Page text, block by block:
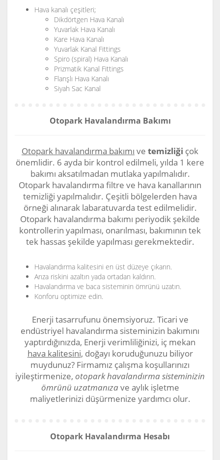
Hava kanalı çeşitleri;
Dikdörtgen Hava Kanalı
Yuvarlak Hava Kanalı
Kare Hava Kanalı
Yuvarlak Kanal Fittings
Spiro (spiral) Hava Kanalı
Prizmatik Kanal Fittings
Flanşlı Hava Kanalı
Siyah Sac Kanal
Otopark Havalandırma Bakımı
Otopark havalandırma bakımı ve temizliği çok
önemlidir. 6 ayda bir kontrol edilmeli, yılda 1 kere
bakımı aksatılmadan mutlaka yapılmalıdır.
Otopark havalandırma filtre ve hava kanallarının
temizliği yapılmalıdır. Çeşitli bölgelerden hava
örneği alınarak labaratuvarda test edilmelidir.
Otopark havalandırma bakımı periyodik şekilde
kontrollerin yapılması, onarılması, bakımının tek
tek hassas şekilde yapılması gerekmektedir.
Havalandırma kalitesini en üst düzeye çıkarın.
Arıza riskini azaltın yada ortadan kaldırın.
Havalandırma ve baca sisteminin ömrünü uzatın.
Konforu optimize edin.
Enerji tasarrufunu önemsiyoruz. Ticari ve
endüstriyel havalandırma sisteminizin bakımını
yaptırdığınızda, Enerji verimliliğinizi, iç mekan
hava kalitesini, doğayı koruduğunuzu biliyor
muydunuz? Firmamız çalışma koşullarınızı
iyileştirmenize, otopark havalandırma sisteminizin
ömrünü uzatmanızave aylık işletme
maliyetlerinizi düşürmenize yardımcı olur.
Otopark Havalandırma Hesabı